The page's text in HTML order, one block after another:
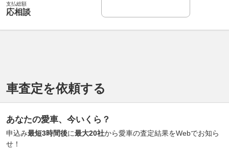
支払総額
応相談
車査定を依頼する
あなたの愛車、今いくら？
申込み最短3時間後に最大20社から愛車の査定結果をWebでお知ら
せ！